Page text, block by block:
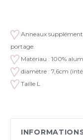
(taille
L)
Anneaux
portage.
Matériau : 100%
diamètre : 7,6cm
Taille L